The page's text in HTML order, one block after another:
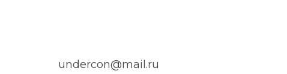
undercon@mail.ru